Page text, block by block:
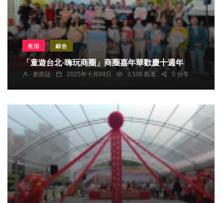
生活 綜合
「童遊台北·嗨玩商圈」商圈嘉年華歡慶十週年
劉奕廷 2025年十月04日 3,506 觀看 0 分享